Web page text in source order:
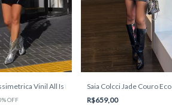
Vinil All Is Love
%OFF
Saia Colcci Jade Couro Eco
R$659,00